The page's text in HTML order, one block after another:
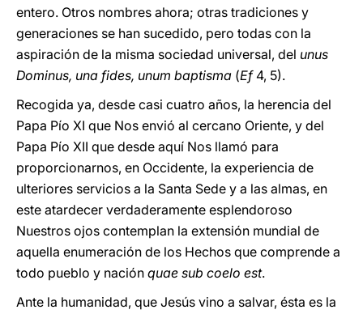
entero. Otros nombres ahora; otras tradiciones y
generaciones se han sucedido, pero todas con la
aspiración de la misma sociedad universal, del unus
Dominus, una fides, unum baptisma (Ef 4, 5).
Recogida ya, desde casi cuatro años, la herencia del
Papa Pío XI que Nos envió al cercano Oriente, y del
Papa Pío XII que desde aquí Nos llamó para
proporcionarnos, en Occidente, la experiencia de
ulteriores servicios a la Santa Sede y a las almas, en
este atardecer verdaderamente esplendoroso
Nuestros ojos contemplan la extensión mundial de
aquella enumeración de los Hechos que comprende a
todo pueblo y nación quae sub coelo est.
Ante la humanidad, que Jesús vino a salvar, ésta es la